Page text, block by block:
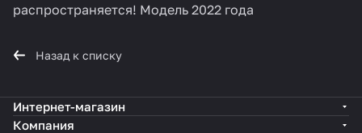
распространяется! Модель 2022 года
Назад к списку
Интернет-магазин
Компания